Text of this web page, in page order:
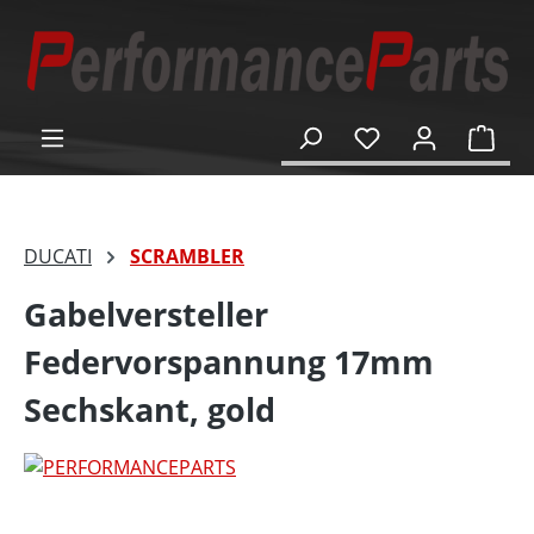
springen
DUCATI SCRAMBLER
Gabelversteller
Federvorspannung 17mm
Sechskant, gold